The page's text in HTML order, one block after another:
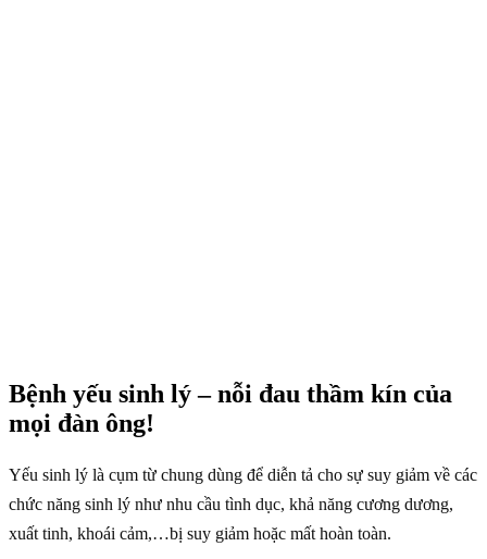
Bệnh yếu sinh lý – nỗi đau thầm kín của
mọi đàn ông!
Yếu sinh lý là cụm từ chung dùng để diễn tả cho sự suy giảm về các
chức năng sinh lý như nhu cầu tình dục, khả năng cương dương,
xuất tinh, khoái cảm,…bị suy giảm hoặc mất hoàn toàn.